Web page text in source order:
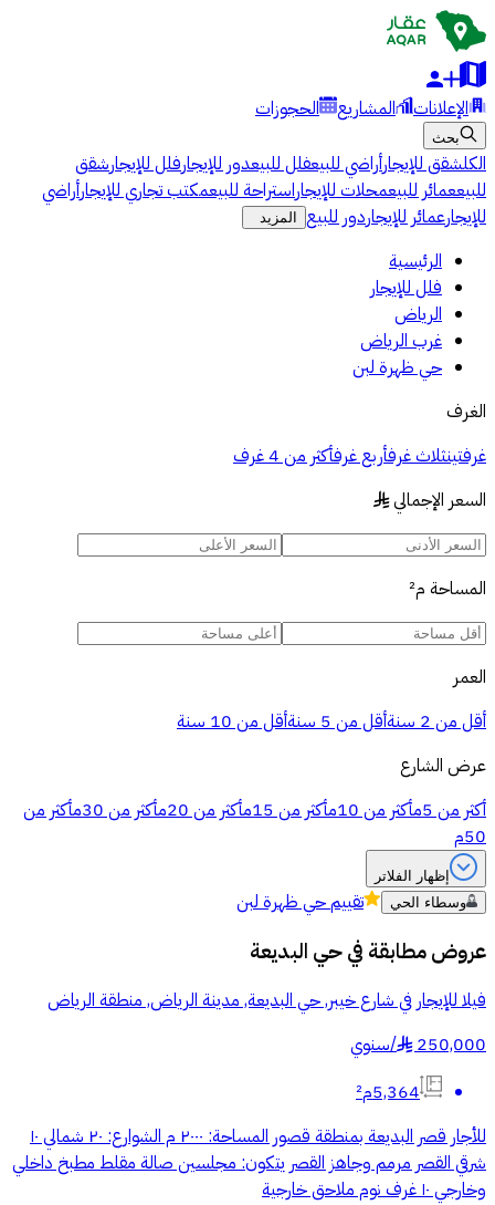
الإعلانات المشاريع الحجوزات
بحث
الكلشقق للإيجارأراضي للبيعفلل للبيعدور للإيجارفلل للإيجارشقق
للبيععمائر للبيعمحلات للإيجاراستراحة للبيعمكتب تجاري للإيجارأراضي
للإيجارعمائر للإيجاردور للبيع المزيد
الرئيسية
فلل للإيجار
الرياض
غرب الرياض
حي ظهرة لبن
الغرف
غرفتينثلاث غرفأربع غرفأكثر من 4 غرف
السعر الإجمالي §
المساحة م²
العمر
أقل من 2 سنة
أقل من 5 سنة
أقل من 10 سنة
عرض الشارع
أكثر من 5م
أكثر من 10م أكثر من 15م أكثر من 20م أكثر من 30م
أكثر من
50م
إظهار الفلاتر
وسطاء الحي
تقييمحي ظهرة لبن
عروض مطابقة فيحي البديعة
فيلا للإيجار في شارع خيبر, حي البديعة, مدينة الرياض, منطقة الرياض
250,000
§
/سنوي
5,364م²
للأجار قصر البديعة بمنطقة قصور المساحة: ٢٠٠٠ م الشوارع: ٢٠ شمالي ١٠
شرقي القصر مرمم وجاهز القصر يتكون: مجلسين صالة مقلط مطبخ داخلي
وخارجي ١٠ غرف نوم ملاحق خارجية